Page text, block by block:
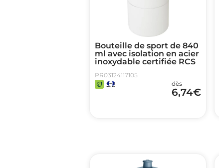
Bouteille de sport de 840
ml avec isolation en acier
inoxydable certifiée RCS
PR03124117105
dès
6,74€